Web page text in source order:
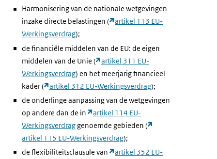
Harmonisering van de nationale wetgevingen
inzake directe belastingen (
artikel 113 EU-
Werkingsverdrag);
de financiële middelen van de EU: de eigen
middelen van de Unie (
artikel 311 EU-
Werkingsverdrag) en het meerjarig financieel
kader (
artikel 312 EU-Werkingsverdrag);
de onderlinge aanpassing van de wetgevingen
op andere dan de in
artikel 114 EU-
Werkingsverdraggenoemde gebieden (
artikel 115 EU-Werkingsverdrag);
de flexibiliteitsclausule van
artikel 352 EU-